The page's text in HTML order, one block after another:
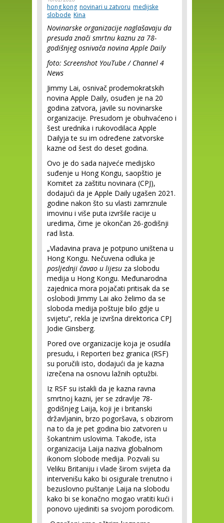
hong kong novinari u zatvoru medijske
slobode Kina
Novinarske organizacije naglašavaju da
presuda znači smrtnu kaznu za 78-
godišnjeg osnivača novina Apple Daily
foto: Screenshot YouTube / Channel 4
News
Jimmy Lai, osnivač prodemokratskih
novina Apple Daily, osuđen je na 20
godina zatvora, javile su novinarske
organizacije. Presudom je obuhvaćeno i
šest urednika i rukovodilaca Apple
Dailyja te su im određene zatvorske
kazne od šest do deset godina.
Ovo je do sada najveće medijsko
suđenje u Hong Kongu, saopštio je
Komitet za zaštitu novinara (CPJ),
dodajući da je Apple Daily ugašen 2021.
godine nakon što su vlasti zamrznule
imovinu i više puta izvršile racije u
uredima, čime je okončan 26-godišnji
rad lista.
„Vladavina prava je potpuno uništena u
Hong Kongu. Nečuvena odluka je
posljednji čavao u lijesu za slobodu
medija u Hong Kongu. Međunarodna
zajednica mora pojačati pritisak da se
oslobodi Jimmy Lai ako želimo da se
sloboda medija poštuje bilo gdje u
svijetu“, rekla je izvršna direktorica CPJ
Jodie Ginsberg.
Pored ove organizacije koja je osudila
presudu, i Reporteri bez granica (RSF)
su poručili isto, dodajući da je kazna
izrečena na osnovu lažnih optužbi.
Iz RSF su istakli da je kazna ravna
smrtnoj kazni, jer se zdravlje 78-
godišnjeg Laija, koji je i britanski
državljanin, brzo pogoršava, s obzirom
na to da je pet godina bio zatvoren u
šokantnim uslovima. Takođe, ista
organizacija Laija naziva globalnom
ikonom slobode medija. Pozvali su
Veliku Britaniju i vlade širom svijeta da
intervenišu kako bi osigurale trenutno i
bezuslovno puštanje Laija na slobodu
kako bi se konačno mogao vratiti kući i
ponovo ujediniti sa svojom porodicom.